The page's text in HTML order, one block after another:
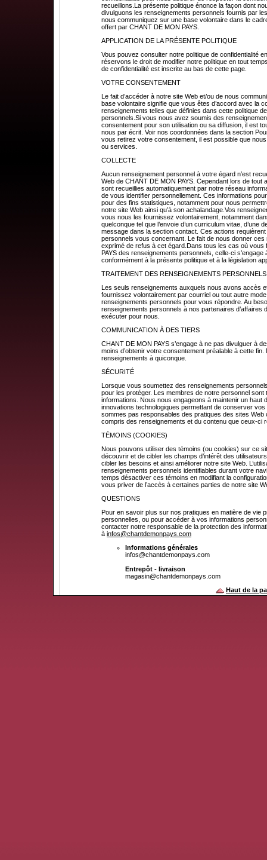
recueillons.La présente politique énonce la façon dont
divulguons les renseignements personnels fournis par
nous communiquez sur une base volontaire dans le
offert par CHANT DE MON PAYS.
APPLICATION DE LA PRÉSENTE POLITIQUE
Vous pouvez consulter notre politique de confidentialité
réservons le droit de modifier notre politique en tout
de confidentialité est inscrite au bas de cette page.
VOTRE CONSENTEMENT
Le fait d’accéder à notre site Web et/ou de nous
base volontaire signifie que vous êtes d’accord avec la
renseignements telles que définies dans cette politique
personnels.Si vous nous avez soumis des
consentement pour son utilisation ou sa diffusion, il est
nous par écrit. Voir nos coordonnées dans la section
vous retirez votre consentement, il est possible que
ou services.
COLLECTE
Aucun renseignement personnel à votre égard n’est
Web de CHANT DE MON PAYS. Cependant lors de
sont recueillies automatiquement par notre réseau
de vous identifier personnellement. Ces informations
pour des fins statistiques, notamment pour nous
notre site Web ainsi qu’à son achalandage.Vos
vous nous les fournissez volontairement, notamment
quelconque tel que l’envoie d’un curriculum vitae,
message dans la section contact. Ces actions
personnels vous concernant. Le fait de nous donner
exprimé de refus à cet égard.Dans tous les cas où
PAYS des renseignements personnels, celle-ci
conformément à la présente politique et à la législation
TRAITEMENT DES RENSEIGNEMENTS PERSONNELS
Les seuls renseignements auxquels nous avons accès
fournissez volontairement par courriel ou tout autre
renseignements personnels pour vous répondre. Au
renseignements personnels à nos partenaires
exécuter pour nous.
COMMUNICATION À DES TIERS
CHANT DE MON PAYS s’engage à ne pas divulguer à
moins d’obtenir votre consentement préalable à cette
renseignements à quiconque.
SÉCURITÉ
Lorsque vous soumettez des renseignements
pour les protéger. Les membres de notre personnel
informations. Nous nous engageons à maintenir un haut
innovations technologiques permettant de conserver
sommes pas responsables des pratiques des sites
compris des renseignements et du contenu que ceux-ci
TÉMOINS (COOKIES)
Nous pouvons utiliser des témoins (ou cookies) sur ce
découvrir et de cibler les champs d’intérêt des
cibler les besoins et ainsi améliorer notre site Web.
renseignements personnels identifiables durant votre
temps désactiver ces témoins en modifiant la
vous priver de l’accès à certaines parties de notre site
QUESTIONS
Pour en savoir plus sur nos pratiques en matière de vie
personnelles, ou pour accéder à vos informations
contacter notre responsable de la protection des
à infos@chantdemonpays.com
Informations générales
infos@chantdemonpays.com
Entrepôt - livraison
magasin@chantdemonpays.com
Haut de la